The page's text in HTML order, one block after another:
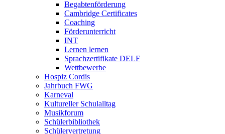
Begabtenförderung
Cambridge Certificates
Coaching
Förderunterricht
INT
Lernen lernen
Sprachzertifikate DELF
Wettbewerbe
Hospiz Cordis
Jahrbuch FWG
Karneval
Kultureller Schulalltag
Musikforum
Schülerbibliothek
Schülervertretung